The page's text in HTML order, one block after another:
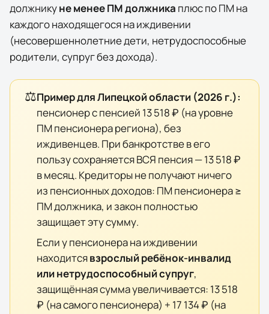
должникуне менее ПМ должника плюс по ПМ на
каждого находящегося на иждивении
(несовершеннолетние дети, нетрудоспособные
родители, супруг без дохода).
⚖️Пример дляЛипецкой области (2026 г.):
пенсионер с пенсией 13 518 ₽ (на уровне
ПМ пенсионера региона), без
иждивенцев. При банкротстве в его
пользу сохраняется ВСЯ пенсия —13 518 ₽
в месяц. Кредиторы не получают ничего
из пенсионных доходов: ПМ пенсионера ≥
ПМ должника, и закон полностью
защищает эту сумму.
Если у пенсионера на иждивении
находитсявзрослый ребёнок-инвалид
или нетрудоспособный супруг,
защищённая сумма увеличивается: 13 518
₽ (на самого пенсионера) + 17 134 ₽ (на